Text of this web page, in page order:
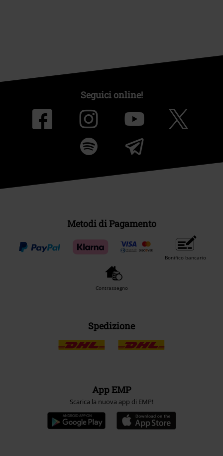
Seguici online!
Metodi di Pagamento
Bonifico bancario
Contrassegno
Spedizione
App EMP
Scarica la nuova app di EMP!